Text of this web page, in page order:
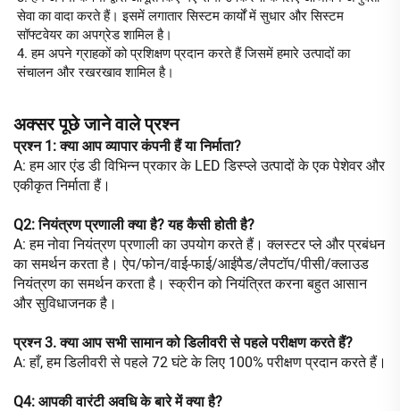
सेवा का वादा करते हैं। इसमें लगातार सिस्टम कार्यों में सुधार और सिस्टम
सॉफ्टवेयर का अपग्रेड शामिल है।
4. हम अपने ग्राहकों को प्रशिक्षण प्रदान करते हैं जिसमें हमारे उत्पादों का
संचालन और रखरखाव शामिल है।
अक्सर पूछे जाने वाले प्रश्न
प्रश्न 1: क्या आप व्यापार कंपनी हैं या निर्माता?
A: हम आर एंड डी विभिन्न प्रकार के LED डिस्प्ले उत्पादों के एक पेशेवर और
एकीकृत निर्माता हैं।
Q2: नियंत्रण प्रणाली क्या है? यह कैसी होती है?
A: हम नोवा नियंत्रण प्रणाली का उपयोग करते हैं। क्लस्टर प्ले और प्रबंधन
का समर्थन करता है। ऐप/फोन/वाई-फाई/आईपैड/लैपटॉप/पीसी/क्लाउड
नियंत्रण का समर्थन करता है। स्क्रीन को नियंत्रित करना बहुत आसान
और सुविधाजनक है।
प्रश्न 3. क्या आप सभी सामान को डिलीवरी से पहले परीक्षण करते हैं?
A: हाँ, हम डिलीवरी से पहले 72 घंटे के लिए 100% परीक्षण प्रदान करते हैं।
Q4: आपकी वारंटी अवधि के बारे में क्या है?